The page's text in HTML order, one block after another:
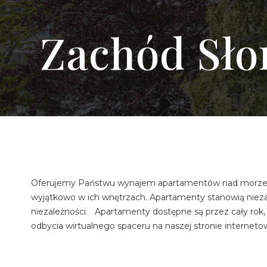
Zachód
Oferujemy Państwu wynajem apartamentów nad
wyjątkowo w ich wnętrzach. Apartamenty stanowią
niezależności. Apartamenty dostępne są przez cały
odbycia wirtualnego spaceru na naszej stronie